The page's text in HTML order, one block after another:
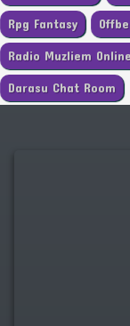
Rpg Fantasy
Radio Muzliem
Darasu Chat Room